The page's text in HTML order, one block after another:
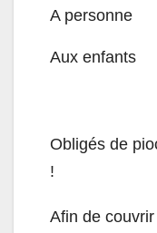
A personne
Aux enfants
Obligés de
Afin de